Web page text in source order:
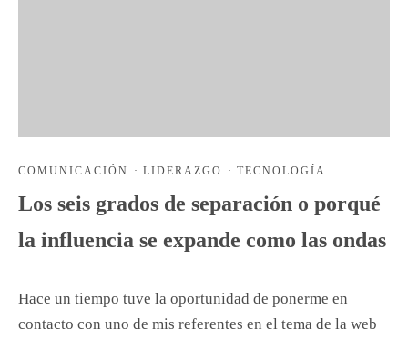
COMUNICACIÓN · LIDERAZGO · TECNOLOGÍA
Los seis grados de separación o porqué
la influencia se expande como las ondas
Hace un tiempo tuve la oportunidad de ponerme en
contacto con uno de mis referentes en el tema de la web